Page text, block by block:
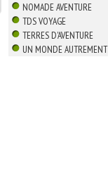
NOMADE AVENTURE
TDS VOYAGE
TERRES D'AVENTURE
UN MONDE AUTREMENT